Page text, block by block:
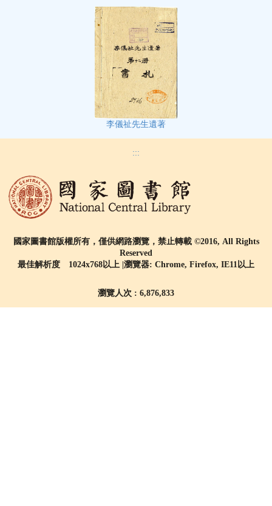
李儀祉先生遺著
:::
國家圖書館版權所有，僅供網路瀏覽，禁止轉載 ©2016, All Rights
Reserved
最佳解析度 1024x768以上 |瀏覽器: Chrome, Firefox, IE11以上
瀏覽人次 : 6,876,833